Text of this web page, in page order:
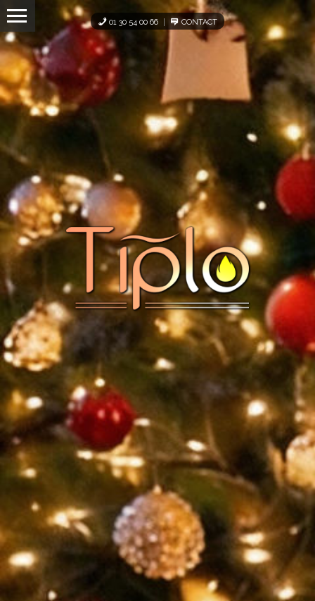
Panneau de gestion des cookies
01 30 54 00 66 CONTACT